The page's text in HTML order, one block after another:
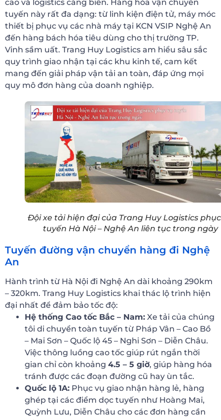
cao và logistics cảng biển. Hàng hóa vận chuyển
tuyến này rất đa dạng: từ linh kiện điện tử, máy móc
thiết bị phục vụ các nhà máy tại KCN VSIP Nghệ An
đến hàng bách hóa tiêu dùng cho thị trường TP.
Vinh sầm uất. Trang Huy Logistics am hiểu sâu sắc
quy trình giao nhận tại các khu kinh tế, cam kết
mang đến giải pháp vận tải an toàn, đáp ứng mọi
quy mô đơn hàng của doanh nghiệp.
Đội xe tải hiện đại của Trang Huy Logistics
tuyến Hà Nội – Nghệ An liên tục trong ngày
Tuyến đường vận chuyển hàng đi Nghệ
An
Hành trình từ Hà Nội đi Nghệ An dài khoảng 290km
– 320km. Trang Huy Logistics khai thác lộ trình hiện
đại nhất để đảm bảo tốc độ:
Hệ thống Cao tốc Bắc – Nam: Xe tải của chúng
tôi di chuyển toàn tuyến từ Pháp Vân – Cao Bồ
– Mai Sơn – Quốc lộ 45 – Nghi Sơn – Diễn Châu.
Việc thông luồng cao tốc giúp rút ngắn thời
gian chỉ còn khoảng 4.5 – 5 giờ, giúp hàng hóa
tránh được các đoạn đường cũ hay ùn tắc.
Quốc lộ 1A: Phục vụ giao nhận hàng lẻ, hàng
ghép tại các điểm dọc tuyến như Hoàng Mai,
Quỳnh Lưu, Diễn Châu cho các đơn hàng cần